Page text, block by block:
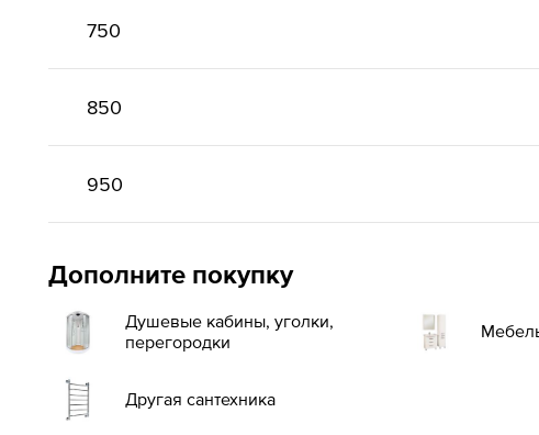
750
850
950
Дополните покупку
Душевые кабины, уголки,
перегородки
Другая сантехника